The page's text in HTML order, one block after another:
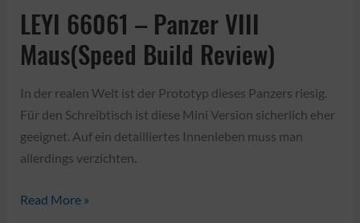
Light
Tanks
Build
Review)
LEYI 66061 – Panzer VIII
Maus(Speed Build Review)
In der realen Welt ist der Prototyp dieses Panzers riesig.
Für den Schreibtisch ist diese Mini Version sicherlich eher
geeignet. Auf ein detailliertes Innenleben muss man
allerdings verzichten.
LEYI
Read More »